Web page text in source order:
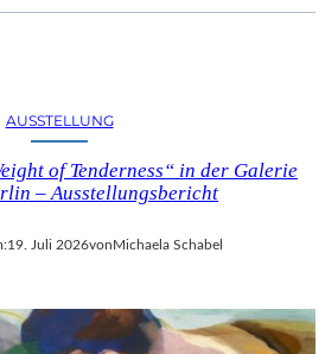
AUSSTELLUNG
of Tenderness“ in der Galerie
– Ausstellungsbericht
19. Juli 2026von Michaela Schabel